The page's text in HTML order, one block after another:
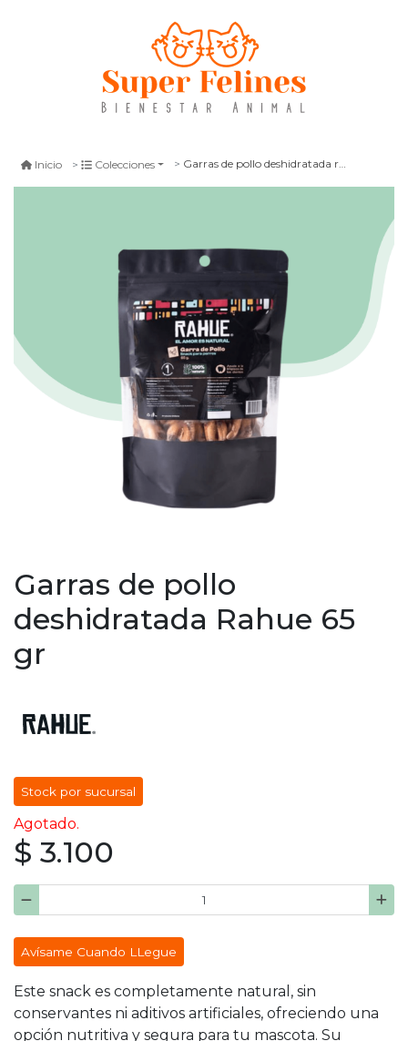
Inicio Colecciones Garras de pollo deshidratada rahue 65 gr
Garras de pollo
deshidratada Rahue 65
gr
Stock por sucursal
Agotado.
$ 3.100
Avísame Cuando LLegue
Este snack es completamente natural, sin
conservantes ni aditivos artificiales, ofreciendo una
opción nutritiva y segura para tu mascota. Su